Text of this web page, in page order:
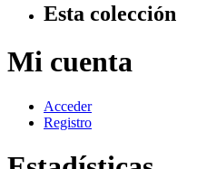
Esta colección
Mi cuenta
Acceder
Registro